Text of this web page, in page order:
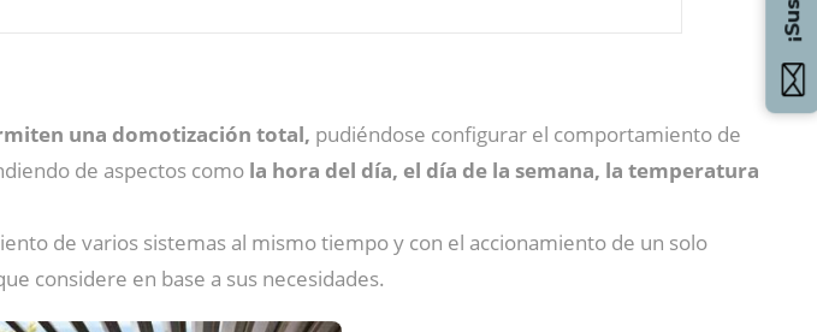
una domotización total, pudiéndose configurar el comportamiento de
de aspectos como la hora del día, el día de la semana, la temperatura
de varios sistemas al mismo tiempo y con el accionamiento de un solo
considere en base a sus necesidades.